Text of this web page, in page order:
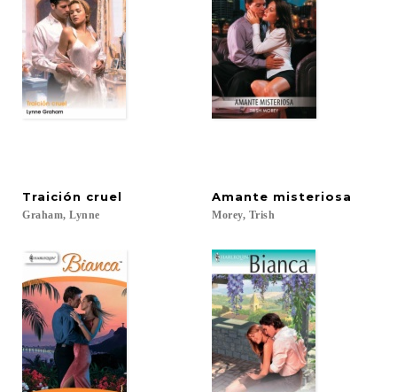
Traición cruel
Graham, Lynne
Amante misteriosa
Morey, Trish